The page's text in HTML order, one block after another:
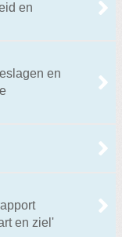
en
en
en ziel'